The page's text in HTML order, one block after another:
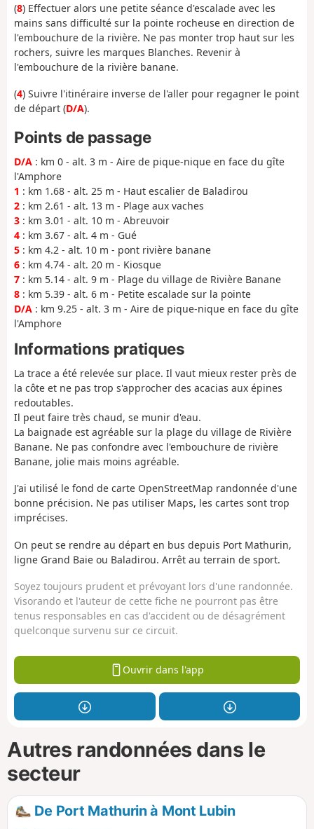
(8) Effectuer alors une petite séance d'escalade avec les
mains sans difficulté sur la pointe rocheuse en direction de
l'embouchure de la rivière. Ne pas monter trop haut sur les
rochers, suivre les marques Blanches. Revenir à
l'embouchure de la rivière banane.
(4) Suivre l'itinéraire inverse de l'aller pour regagner le point
de départ (D/A).
Points de passage
D/A : km 0 - alt. 3 m - Aire de pique-nique en face du gîte
l'Amphore
1 : km 1.68 - alt. 25 m - Haut escalier de Baladirou
2 : km 2.61 - alt. 13 m - Plage aux vaches
3 : km 3.01 - alt. 10 m - Abreuvoir
4 : km 3.67 - alt. 4 m - Gué
5 : km 4.2 - alt. 10 m - pont rivière banane
6 : km 4.74 - alt. 20 m - Kiosque
7 : km 5.14 - alt. 9 m - Plage du village de Rivière Banane
8 : km 5.39 - alt. 6 m - Petite escalade sur la pointe
D/A : km 9.25 - alt. 3 m - Aire de pique-nique en face du gîte
l'Amphore
Informations pratiques
La trace a été relevée sur place. Il vaut mieux rester près de
la côte et ne pas trop s'approcher des acacias aux épines
redoutables.
Il peut faire très chaud, se munir d'eau.
La baignade est agréable sur la plage du village de Rivière
Banane. Ne pas confondre avec l'embouchure de rivière
Banane, jolie mais moins agréable.
J'ai utilisé le fond de carte OpenStreetMap randonnée d'une
bonne précision. Ne pas utiliser Maps, les cartes sont trop
imprécises.
On peut se rendre au départ en bus depuis Port Mathurin,
ligne Grand Baie ou Baladirou. Arrêt au terrain de sport.
Soyez toujours prudent et prévoyant lors d'une randonnée.
Visorando et l'auteur de cette fiche ne pourront pas être
tenus responsables en cas d'accident ou de désagrément
quelconque survenu sur ce circuit.
Ouvrir dans l'app
Autres randonnées dans le
secteur
De Port Mathurin à Mont Lubin